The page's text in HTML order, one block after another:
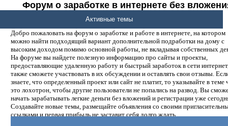
Форум о заработке в интернете без
денег.
Добро пожаловать на форум о заработке и работе в интернете, на котором
можно найти подходящий вариант дополнительной подработки на дому с
высоким доходом помимо основной работы, не вкладывая собственных
На форуме вы найдете полезную информацию про сайты и проекты,
предоставляющие удаленную работу и быстрый заработок в сети
также сможете участвовать в их обсуждении и оставлять свои отзывы.
знаете, что определенный проект или сайт не платит, то указывайте в теме
это лохотрон, чтобы другие пользователи не попались на развод. Вы
начать зарабатывать легкие деньги без вложений и регистрации уже
Создавайте новые темы, размещайте объявления со своими
ссылками и первая прибыль не заставит себя долго ждать.
Активные темы